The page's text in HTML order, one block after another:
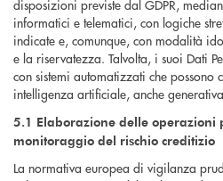
disposizioni previste dal GDPR,
informatici e telematici, con logiche
indicate e, comunque, con modalità
e la riservatezza. Talvolta, i suoi Dati
con sistemi automatizzati che possono
intelligenza artificiale, anche
5.1 Elaborazione delle operazioni
monitoraggio del rischio creditizio
La normativa europea di vigilanza